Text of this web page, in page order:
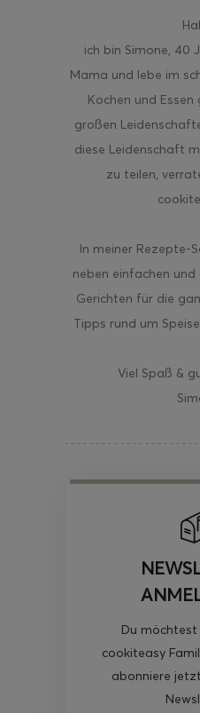
ich bin Simone, 40
Mama und lebe im
Kochen und
großen
diese Leidenschaft
zu teilen,
In meiner Rezepte-
neben einfachen und
Gerichten für die
Tipps rund um
Viel Spaß &
Du möchtest
cookiteasy
abonniere